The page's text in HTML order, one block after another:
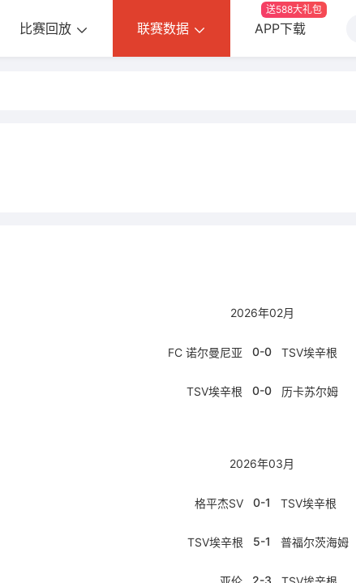
比赛回放 联赛数据 APP下载
送588大礼包
2026年02月
FC 诺尔曼尼亚 0-0 TSV埃辛根
TSV埃辛根 0-0 历卡苏尔姆
2026年03月
格平杰SV 0-1 TSV埃辛根
TSV埃辛根 5-1 普福尔茨海姆
2-3